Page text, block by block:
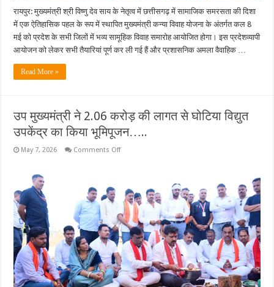
अधिक
होंगे
परिणय
सूत्र
आबद्ध….
रायपुर: मुख्यमंत्री श्री विष्णु देव साय के नेतृत्व में छत्तीसगढ़ में सामाजिक समरसता की दिशा
में एक ऐतिहासिक पहल के रूप में स्थापित मुख्यमंत्री कन्या विवाह योजना के अंतर्गत कल 8
मई को प्रदेश के सभी जिलों में भव्य सामूहिक विवाह समारोह आयोजित होगा। इस प्रदेशव्यापी
आयोजन को लेकर सभी तैयारियां पूर्ण कर ली गई हैं और प्रशासनिक अमला वैवाहिक …
Read More »
उप मुख्यमंत्री ने 2.06 करोड़ की लागत से घोटिया विद्युत
उपकेंद्र का किया भूमिपूजन…..
May 7, 2026 Comments Offon
करोड़
की
लागत
से
घोटिया
विद्युत
उपकेंद्र
का
किया
भूमिपूजन…..